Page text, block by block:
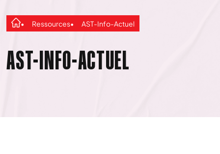
Ressources AST-Info-Actuel
AST-INFO-ACTUEL